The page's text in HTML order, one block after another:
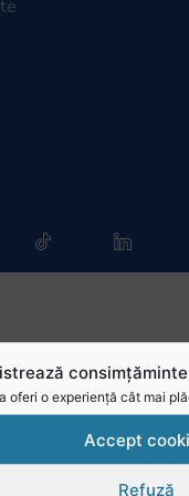
oferi o experiență cât mai
Accept
Refuză